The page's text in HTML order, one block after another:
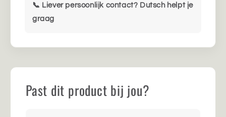
📞 Liever persoonlijk contact? Dutsch helpt je
graag
Past dit product bij jou?